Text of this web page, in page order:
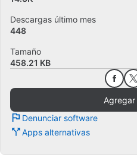
Descargas último mes
448
Tamaño
458.21 KB
Agregar
Denunciar software
Apps alternativas